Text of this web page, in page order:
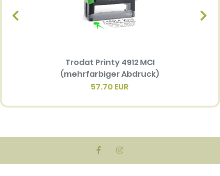
Trodat Printy 4912 MCI
(mehrfarbiger Abdruck)
57.70 EUR